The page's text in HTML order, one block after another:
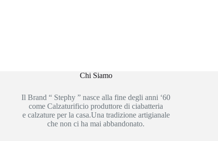
Chi Siamo
Il Brand “ Stephy ” nasce alla fine degli anni ‘60
come Calzaturificio produttore di ciabatteria
e calzature per la casa.Una tradizione artigianale
che non ci ha mai abbandonato.